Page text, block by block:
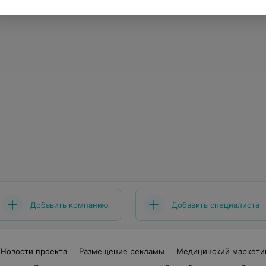
Добавить компанию Добавить специалиста
Новости проекта Размещение рекламы
Медицинский